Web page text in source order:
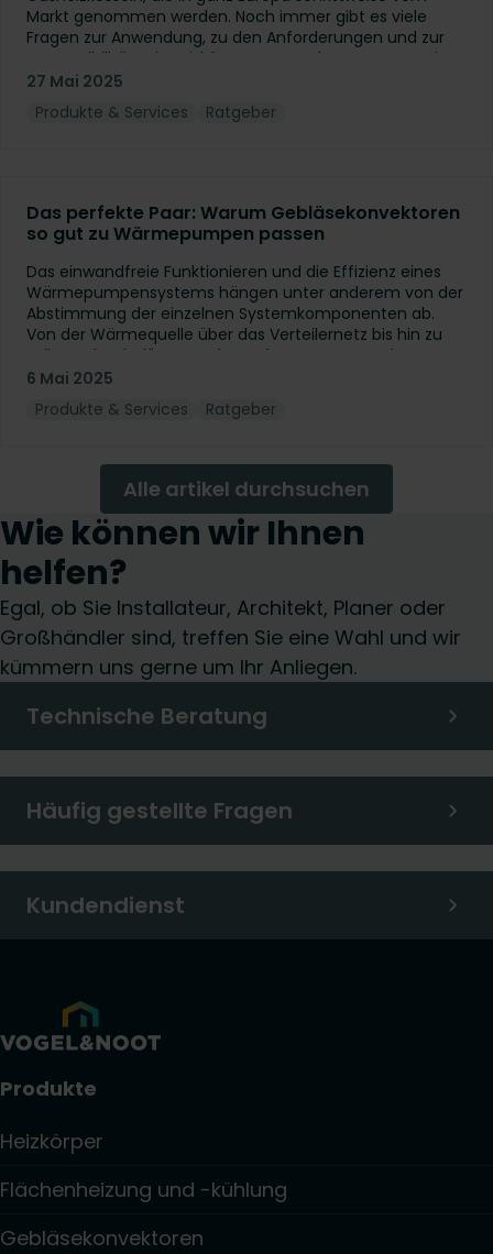
Markt genommen werden. Noch immer gibt es viele
Fragen zur Anwendung, zu den Anforderungen und zur
Kompatibilität mit Heizkörpern. Gerne beantworten wir
Ihnen die 5 häufigsten Fragen, die wir von unseren
Kunden zur Kombination einer Wärmepumpe mit
Heizkörpern erhalten haben.
27 Mai 2025
Produkte & Services
Ratgeber
Das perfekte Paar: Warum Gebläsekonvektoren
so gut zu Wärmepumpen passen
Das einwandfreie Funktionieren und die Effizienz eines
Wärmepumpensystems hängen unter anderem von der
Abstimmung der einzelnen Systemkomponenten ab.
Von der Wärmequelle über das Verteilernetz bis hin zu
Wärmeabgabelösungen kann das System nur dann
seine optimale Leistung erbringen, wenn alles
aufeinander abgestimmt ist. Daher ist es nicht
überraschend, dass Wärmepumpen immer häufiger mit
Kombination ermöglicht eine höhere Energieeffizienz
und zukunftssichere Auslegung von HLK-
Systemlösungen . In diesem Artikel betrachten wir die
technische Synergie zwischen diesen beiden
Komponenten.
6 Mai 2025
Produkte & Services
Ratgeber
Alle artikel durchsuchen
Wie können wir Ihnen
helfen?
Egal, ob Sie Installateur, Architekt, Planer oder
Großhändler sind, treffen Sie eine Wahl und wir
kümmern uns gerne um Ihr Anliegen.
Technische Beratung
Häufig gestellte Fragen
Kundendienst
Produkte
Heizkörper
Flächenheizung und -kühlung
Gebläsekonvektoren